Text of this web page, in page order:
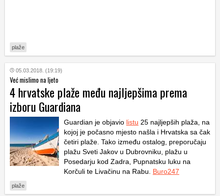
plaže
05.03.2018. (19:19)
Već mislimo na ljeto
4 hrvatske plaže među najljepšima prema
izboru Guardiana
Guardian je objavio listu 25 najljepših plaža, na
kojoj je počasno mjesto našla i Hrvatska sa čak
četiri plaže. Tako između ostalog, preporučaju
plažu Sveti Jakov u Dubrovniku, plažu u
Posedarju kod Zadra, Pupnatsku luku na
Korčuli te Livačinu na Rabu. Buro247
plaže